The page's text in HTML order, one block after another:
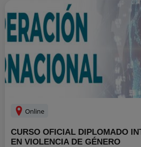
Online
CURSO OFICIAL DIPLOMADO
EN VIOLENCIA DE GÉNERO